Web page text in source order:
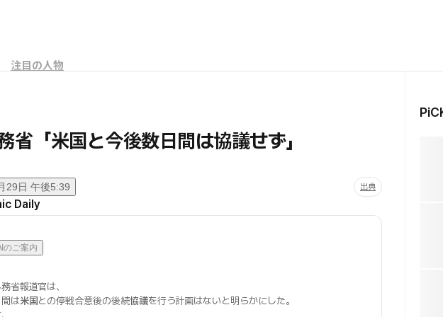
注目の人物
省「米国と今後数日間は協議せず」
29日 午後5:39 出典
Daily
のご案内
省報道官は、
は米国との停戦合意後の後続協議を行う計画はないと明らかにした。